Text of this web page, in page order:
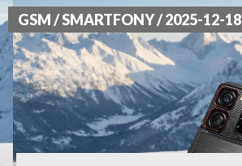
GSM / SMARTFONY / 2025-12-18